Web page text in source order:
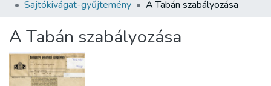
Statistics
About us
Sajtókivágat-gyűjtemény
A Tabán szabályozása
A Tabán szabályozása